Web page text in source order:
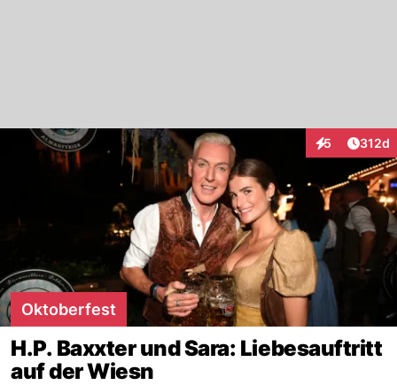
5
Interaktionen
312d
Oktoberfest
H.P. Baxxter und Sara: Liebesauftritt
auf der Wiesn